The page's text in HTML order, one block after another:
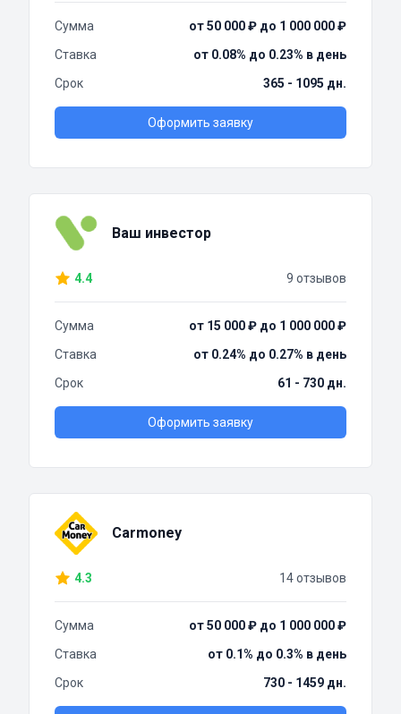
Сумма
от 50 000 ₽ до 1 000 000 ₽
Ставка
от 0.08% до 0.23% в день
Срок
365 - 1095 дн.
Оформить заявку
Ваш инвестор
4.4 9 отзывов
Сумма
от 15 000 ₽ до 1 000 000 ₽
Ставка
от 0.24% до 0.27% в день
Срок
61 - 730 дн.
Оформить заявку
Carmoney
4.3 14 отзывов
Сумма
от 50 000 ₽ до 1 000 000 ₽
Ставка
от 0.1% до 0.3% в день
Срок
730 - 1459 дн.